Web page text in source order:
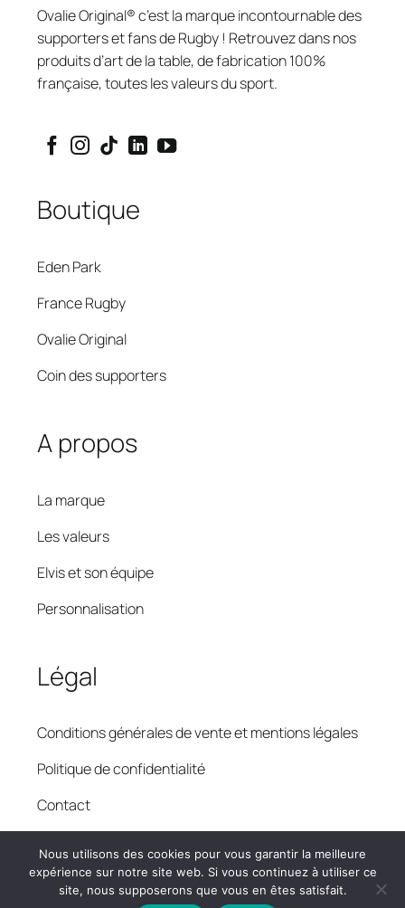
Ovalie Original® c’est la marque incontournable des
supporters et fans de Rugby ! Retrouvez dans nos
produits d’art de la table, de fabrication 100%
française, toutes les valeurs du sport.
Boutique
Eden Park
France Rugby
Ovalie Original
Coin des supporters
A propos
La marque
Les valeurs
Elvis et son équipe
Personnalisation
Légal
Conditions générales de vente et mentions légales
Politique de confidentialité
Contact
Nous utilisons des cookies pour vous garantir la meilleure
expérience sur notre site web. Si vous continuez à utiliser ce
site, nous supposerons que vous en êtes satisfait.